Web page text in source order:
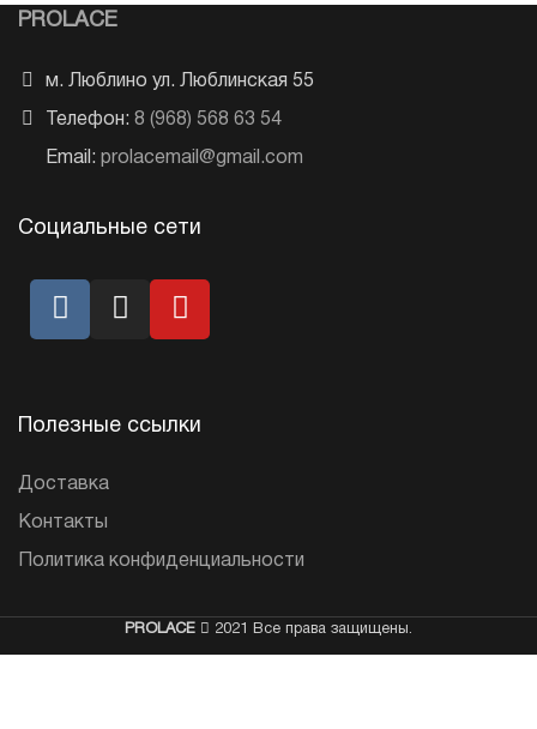
PROLACE
м. Люблино ул. Люблинская 55
Телефон: 8 (968) 568 63 54
Email: prolacemail@gmail.com
Социальные сети
Полезные ссылки
Доставка
Контакты
Политика конфиденциальности
PROLACE 2021 Все права защищены.